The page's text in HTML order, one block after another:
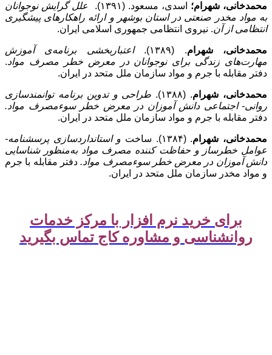
محمدخانی، شهرام؛ اسدی، مسعود. (۱۳۹۱).
علل گرایش نوجوانان
به مواد مخدر صنعتی در استان بوشهر و ارائه راهکارهای پیشگیری
انتظامی از آن. نیروی انتظامی جمهوری اسلامی ایران.
محمدخانی، شهرام. (۱۳۸۹).
اعتباربخشی برنامه‌ی آموزش
مهارت‌های زندگی برای نوجوانان در معرض خطر مصرف مواد.
دفتر مقابله با جرم و مواد سازمان ملل متحد در ایران.
محمدخانی، شهرام. (۱۳۸۸).
طراحی و تدوین برنامه­ توانمندسازی
روانی- اجتماعی دانش آموزان در معرض خطر سوءمصرف مواد.
دفتر مقابله با جرم و مواد سازمان ملل متحد در ایران.
محمدخانی، شهرام. (۱۳۸۴). ساخت
و استانداردسازی پرسشنامه­
عوامل خطرساز و حفاظت کننده مصرف مواد به‌منظور شناسایی
دانش آموزان در معرض خطر سوءمصرف مواد.دفتر مقابله با جرم
و مواد مخدر سازمان ملل متحد در ایران.
برای خرید نرم افزار با مرکز خدمات
روانشناسی و مشاوره کاج تماس بگیرید